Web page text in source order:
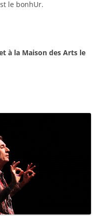
le bonhUr.
à la Maison des Arts le